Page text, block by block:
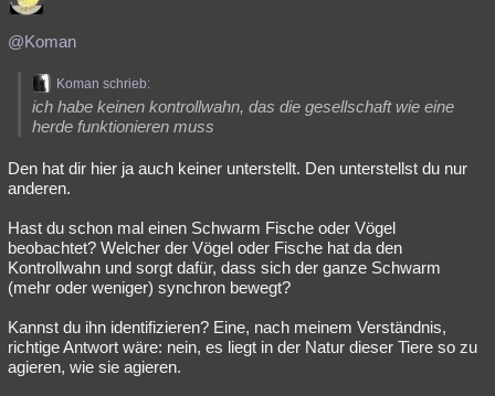
@Koman
Koman schrieb:
ich habe keinen kontrollwahn, das die gesellschaft wie eine
herde funktionieren muss
Den hat dir hier ja auch keiner unterstellt. Den unterstellst du nur
anderen.
Hast du schon mal einen Schwarm Fische oder Vögel
beobachtet? Welcher der Vögel oder Fische hat da den
Kontrollwahn und sorgt dafür, dass sich der ganze Schwarm
(mehr oder weniger) synchron bewegt?
Kannst du ihn identifizieren? Eine, nach meinem Verständnis,
richtige Antwort wäre: nein, es liegt in der Natur dieser Tiere so zu
agieren, wie sie agieren.